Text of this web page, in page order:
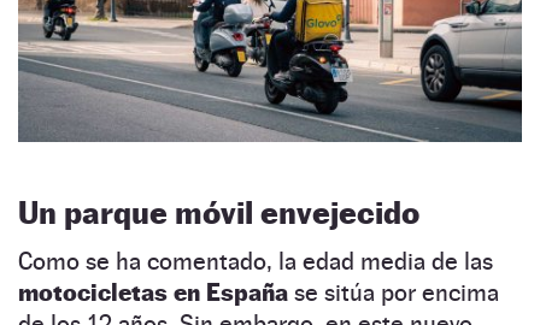
Un parque móvil envejecido
Como se ha comentado, la edad media de las
motocicletas en España se sitúa por encima